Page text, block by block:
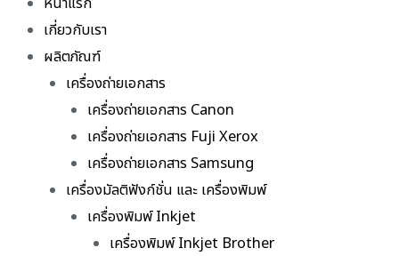
เกี่ยวกับเรา
ผลิตภัณฑ์
เครื่องถ่ายเอกสาร
เครื่องถ่ายเอกสาร Canon
เครื่องถ่ายเอกสาร Fuji Xerox
เครื่องถ่ายเอกสาร Samsung
เครื่องมัลติฟังก์ชั่น และ เครื่องพิมพ์
เครื่องพิมพ์ Inkjet
เครื่องพิมพ์ Inkjet Brother